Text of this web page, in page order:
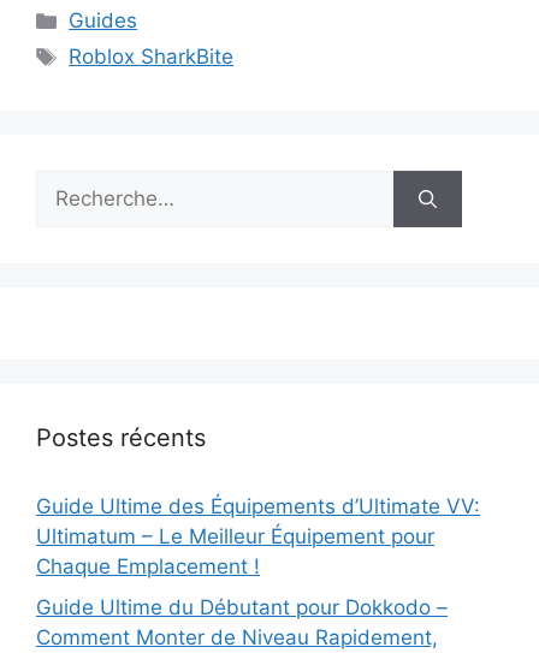
Catégories
Guides
Étiquettes
Roblox SharkBite
Rechercher :
Postes récents
Guide Ultime des Équipements d’Ultimate VV:
Ultimatum – Le Meilleur Équipement pour
Chaque Emplacement !
Guide Ultime du Débutant pour Dokkodo –
Comment Monter de Niveau Rapidement,